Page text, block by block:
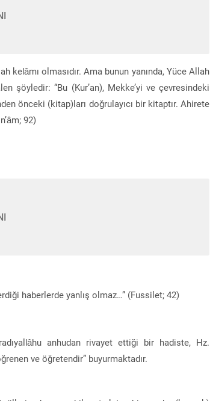
kelâmı olmasıdır. Ama bunun yanında, Yüce Allah
şöyledir: “Bu (Kur’an), Mekke’yi ve çevresindeki
önceki (kitap)ları doğrulayıcı bir kitaptır. Ahirete
92)
haberlerde yanlış olmaz…” (Fussilet; 42)
anhudan rivayet ettiği bir hadiste, Hz.
ve öğretendir” buyurmaktadır.